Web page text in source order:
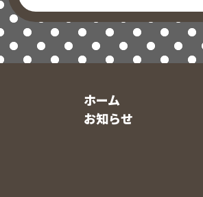
ホーム
お知らせ